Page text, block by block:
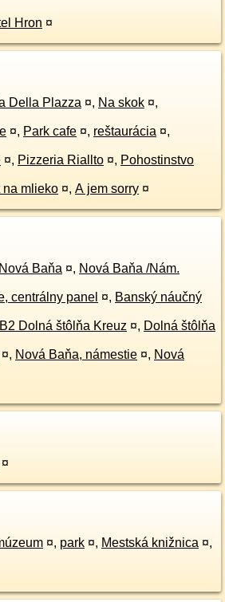
Hron ¤
Della Plazza ¤, Na skok ¤,
¤, Park cafe ¤, reštaurácia ¤,
¤, Pizzeria Riallto ¤, Pohostinstvo
na mlieko ¤, A jem sorry ¤
Baňa ¤, Nová Baňa /Nám.
centrálny panel ¤, Banský náučný
B2 Dolná štôlňa Kreuz ¤, Dolná štôlňa
¤, Nová Baňa, námestie ¤, Nová
¤
¤, park ¤, Mestská knižnica ¤,